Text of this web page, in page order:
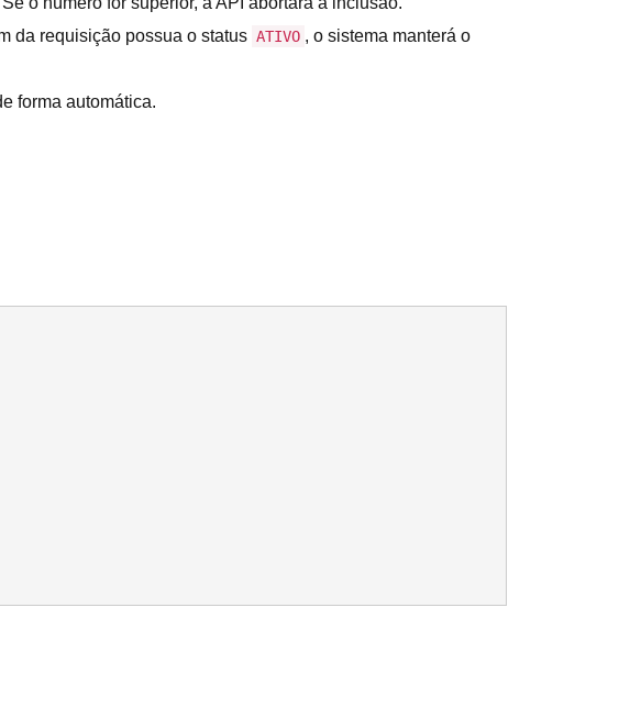
da requisição possua o status ATIVO , o sistema manterá o
forma automática.